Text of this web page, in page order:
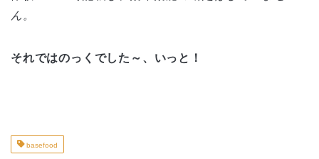
ん。
それではのっくでした～、いっと！
basefood